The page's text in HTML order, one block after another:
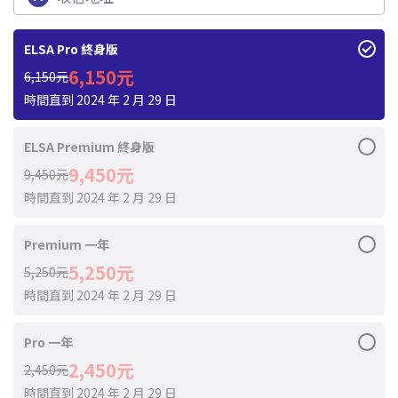
ELSA Pro 終身版
6,150元6,150元
時間直到 2024 年 2 月 29 日
ELSA Premium 終身版
9,450元9,450元
時間直到 2024 年 2 月 29 日
Premium 一年
5,250元5,250元
時間直到 2024 年 2 月 29 日
Pro 一年
2,450元2,450元
時間直到 2024 年 2 月 29 日